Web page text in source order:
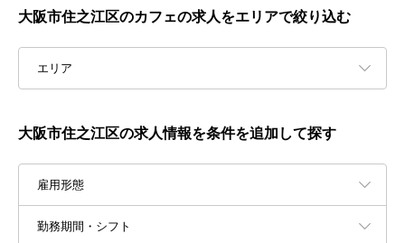
大阪市住之江区のカフェの求人をエリアで絞り込む
エリア
大阪市住之江区の求人情報を条件を追加して探す
雇用形態
勤務期間・シフト